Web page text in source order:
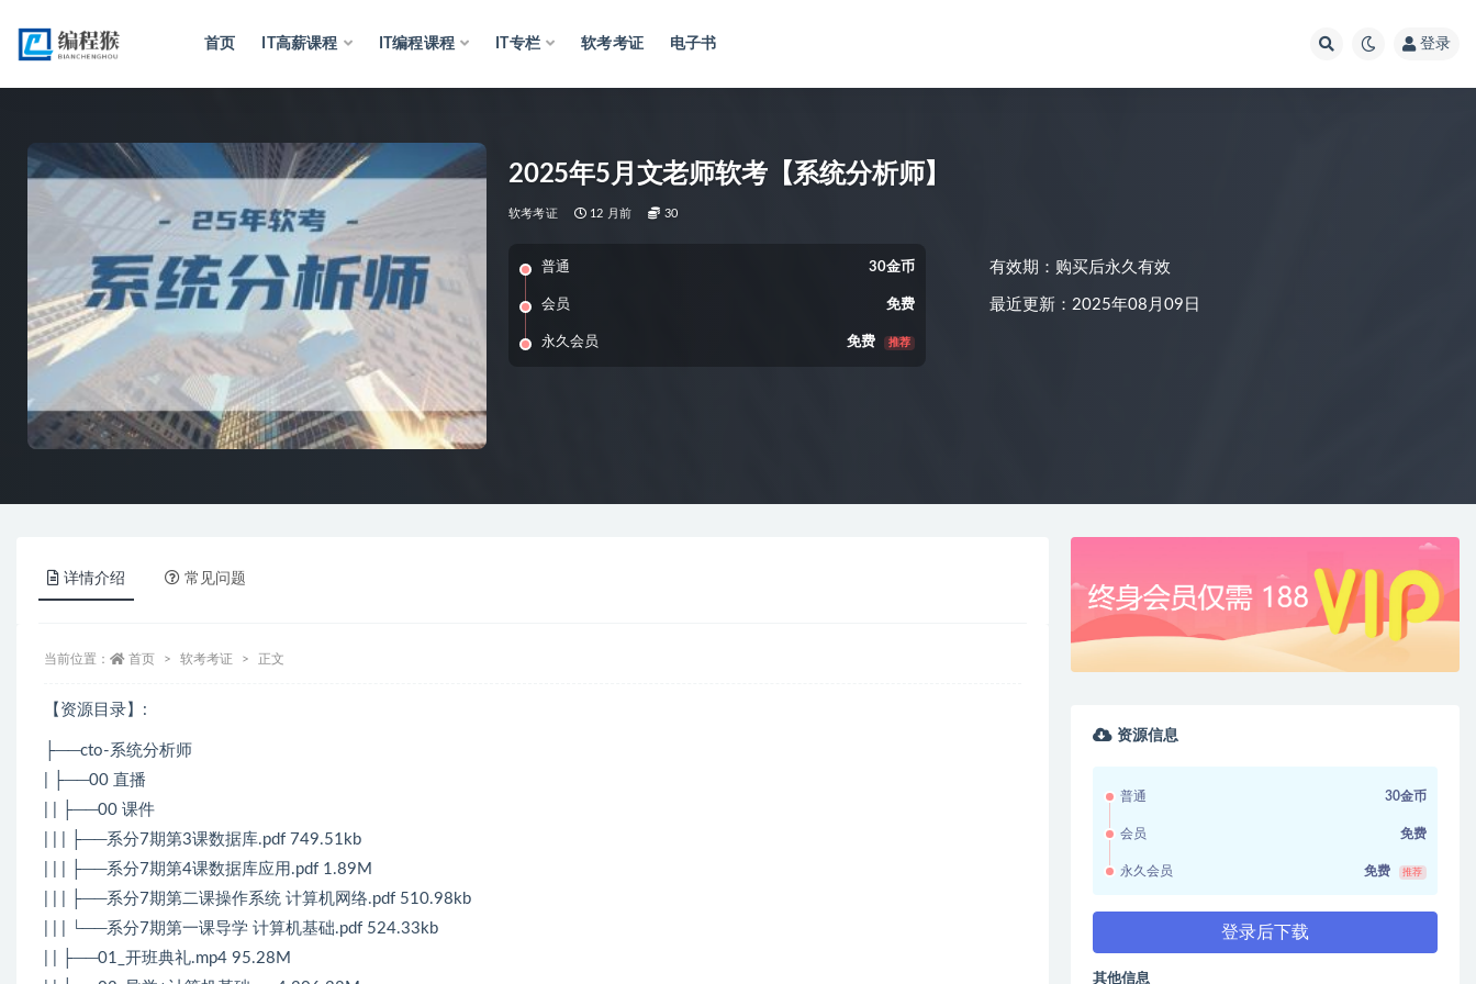
首页 IT高薪课程 IT编程课程 IT专栏 软考考证 电子书 登录
2025年5月文老师软考【系统分析师】
软考考证 12 月前 30
普通 30金币
会员 免费
永久会员 免费 推荐
有效期：购买后永久有效
最近更新：2025年08月09日
详情介绍 常见问题
当前位置： 首页 软考考证 正文
【资源目录】:
├──cto-系统分析师
| ├──00 直播
| | ├──00 课件
| | | ├──系分7期第3课数据库.pdf 749.51kb
| | | ├──系分7期第4课数据库应用.pdf 1.89M
| | | ├──系分7期第二课操作系统 计算机网络.pdf 510.98kb
| | | └──系分7期第一课导学 计算机基础.pdf 524.33kb
| | ├──01_开班典礼.mp4 95.28M
资源信息
普通 30金币
会员 免费
永久会员 免费 推荐
登录后下载
其他信息